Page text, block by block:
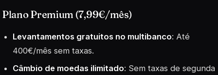
Plano Premium (7,99€/mês)
Levantamentos gratuitos no multibanco: Até
400€/mês sem taxas.
Câmbio de moedas ilimitado: Sem taxas de segunda